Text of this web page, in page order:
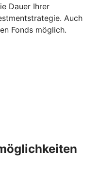
Dauer Ihrer
Auch
Fonds möglich.